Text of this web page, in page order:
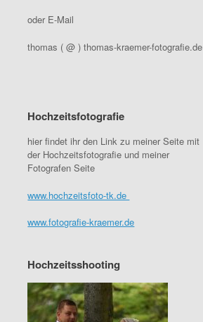
oder E-Mail
thomas ( @ ) thomas-kraemer-fotografie.de
Hochzeitsfotografie
hier findet ihr den Link zu meiner Seite mit
der Hochzeitsfotografie und meiner
Fotografen Seite
www.hochzeitsfoto-tk.de
www.fotografie-kraemer.de
Hochzeitsshooting